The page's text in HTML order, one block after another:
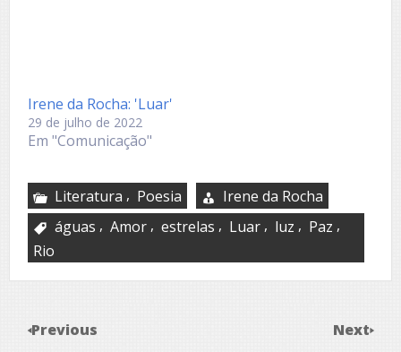
Irene da Rocha: 'Luar'
29 de julho de 2022
Em "Comunicação"
Literatura , Poesia
Irene da Rocha
águas , Amor , estrelas , Luar , luz , Paz ,
Rio
Previous Next